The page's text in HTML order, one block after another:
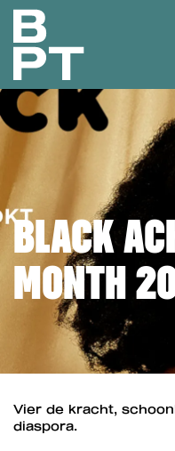
BLACK
MONTH
Vier de kracht,
diaspora.